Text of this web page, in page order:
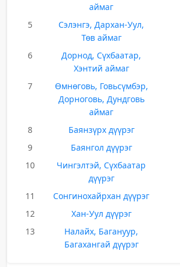
аймаг
5
Сэлэнгэ, Дархан-Уул,
Төв аймаг
6
Дорнод, Сүхбаатар,
Хэнтий аймаг
7
Өмнөговь, Говьсүмбэр,
Дорноговь, Дундговь
аймаг
8 Баянзүрх дүүрэг
9
Баянгол дүүрэг
10
Чингэлтэй, Сүхбаатар
дүүрэг
11 Сонгинохайрхан дүүрэг
12
Хан-Уул дүүрэг
13
Налайх, Багануур,
Багахангай дүүрэг